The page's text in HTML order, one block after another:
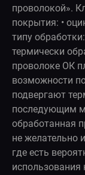
проволокой».
покрытия: •
типу
термически
проволоке ОК
возможности
подвергают
последующим
обработанная
не желательно
где есть
использования